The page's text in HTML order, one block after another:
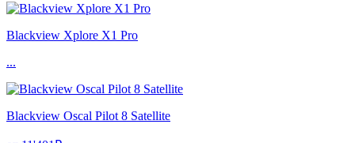
Blackview Xplore X1 Pro
...
Blackview Oscal Pilot 8 Satellite